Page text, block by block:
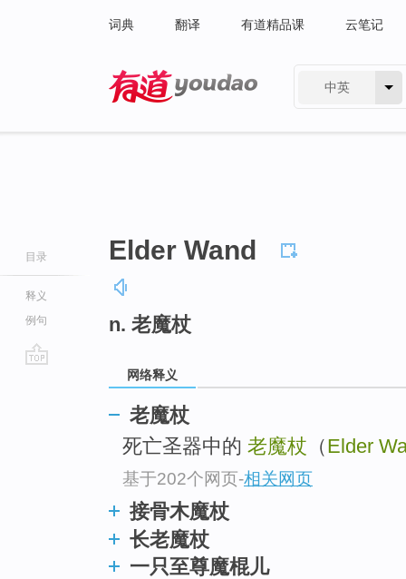
词典 翻译 有道精品课 云笔记
中英
目录
释义
例句
Elder Wand
n. 老魔杖
网络释义
老魔杖
死亡圣器中的 老魔杖 （Elder
基于202个网页-相关网页
接骨木魔杖
长老魔杖
一只至尊魔棍儿